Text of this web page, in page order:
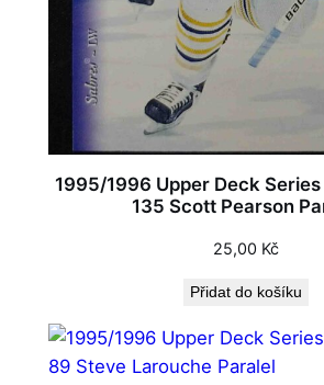
1995/1996 Upper Deck
135 Scott Pearson
25,00 Kč
Přidat do košíku